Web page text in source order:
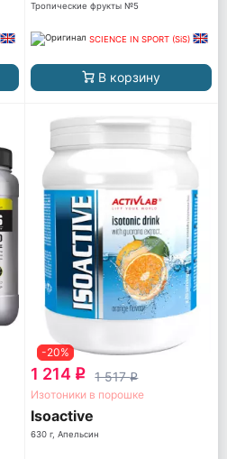
Тропические фрукты №5
SCIENCE IN SPORT (SiS)
В корзину
-20%
1 214 q 1 517q
Изотоники в порошке
Isoactive
630 г, Апельсин